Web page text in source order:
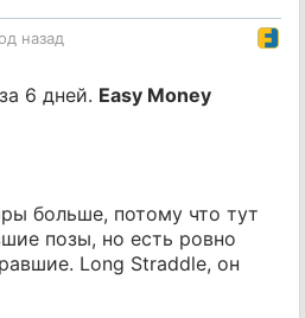
назад
6 дней. Easy Money
больше, потому что тут
позы, но есть ровно
Long Straddle, он